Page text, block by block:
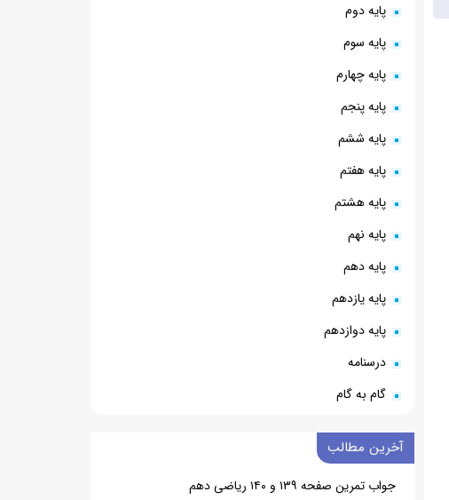
پایه دوم
پایه سوم
پایه چهارم
پایه پنجم
پایه ششم
پایه هفتم
پایه هشتم
پایه نهم
پایه دهم
پایه یازدهم
پایه دوازدهم
درسنامه
گام به گام
آخرین مطالب
جواب تمرین صفحه ۱۳۹ و ۱۴۰ ریاضی دهم